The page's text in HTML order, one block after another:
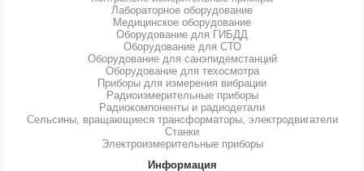
Лабораторное оборудование
Медицинское оборудование
Оборудование для ГИБДД
Оборудование для СТО
Оборудование для санэпидемстанций
Оборудование для техосмотра
Приборы для измерения вибрации
Радиоизмерительные приборы
Радиокомпоненты и радиодетали
Сельсины, вращающиеся трансформаторы, электродвигатели
Станки
Электроизмерительные приборы
Информация